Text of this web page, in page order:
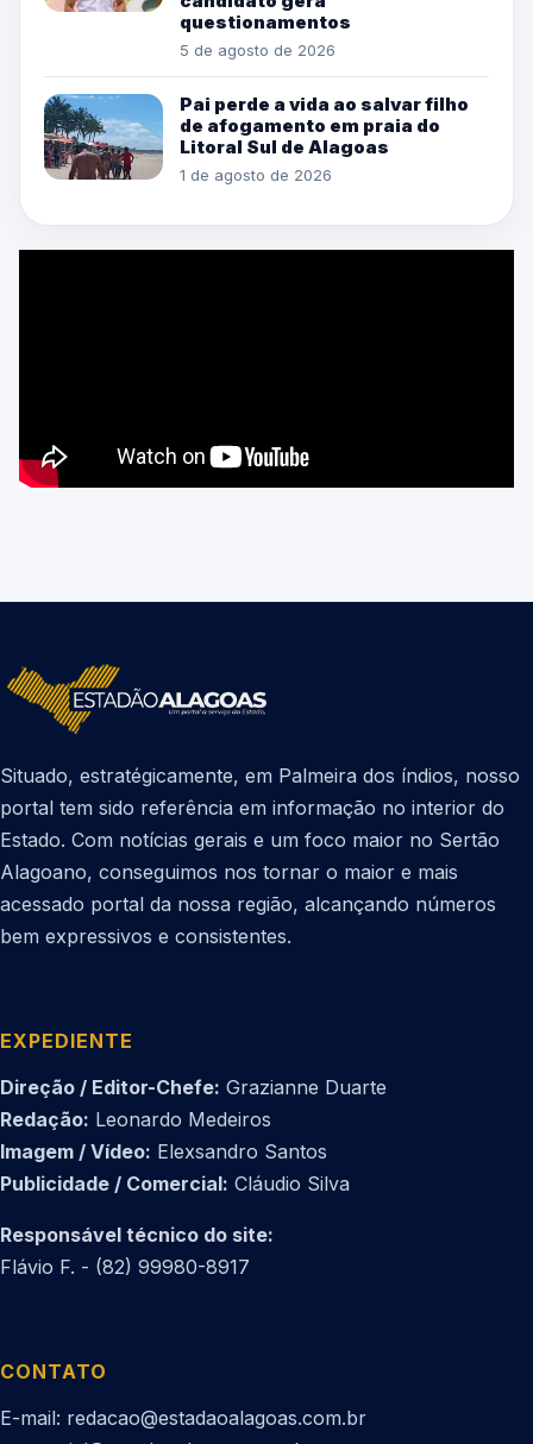
questionamentos
5 de agosto de 2026
Pai perde a vida ao salvar filho
de afogamento em praia do
Litoral Sul de Alagoas
1 de agosto de 2026
Situado, estratégicamente, em Palmeira dos índios, nosso
portal tem sido referência em informação no interior do
Estado. Com notícias gerais e um foco maior no Sertão
Alagoano, conseguimos nos tornar o maior e mais
acessado portal da nossa região, alcançando números
bem expressivos e consistentes.
EXPEDIENTE
Direção / Editor-Chefe: Grazianne Duarte
Redação: Leonardo Medeiros
Imagem / Vídeo: Elexsandro Santos
Publicidade / Comercial: Cláudio Silva
Responsável técnico do site:
Flávio F. - (82) 99980-8917
CONTATO
E-mail: redacao@estadaoalagoas.com.br